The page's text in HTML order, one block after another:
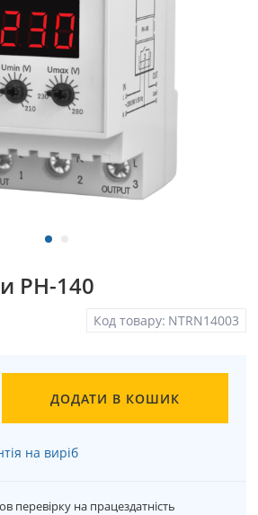
РН-140
Код товару: NTRN14003
ДОДАТИ В КОШИК
на виріб
перевірку на працездатність